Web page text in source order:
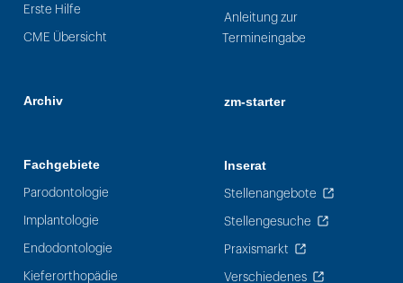
Erste Hilfe
CME Übersicht
Archiv
Fachgebiete
Parodontologie
Implantologie
Endodontologie
Kieferorthopädie
Anleitung zur
Termineingabe
zm-starter
Inserat
Stellenangebote
Stellengesuche
Praxismarkt
Verschiedenes